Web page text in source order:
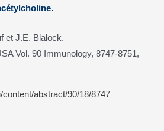
et J.E. Blalock.
Vol. 90 Immunology, 8747-8751,
abstract/90/18/8747